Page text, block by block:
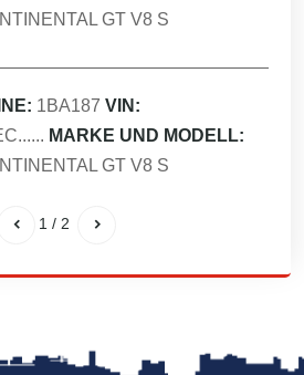
GT V8 S
1BA187 VIN:
MARKE UND MODELL:
GT V8 S
1 / 2